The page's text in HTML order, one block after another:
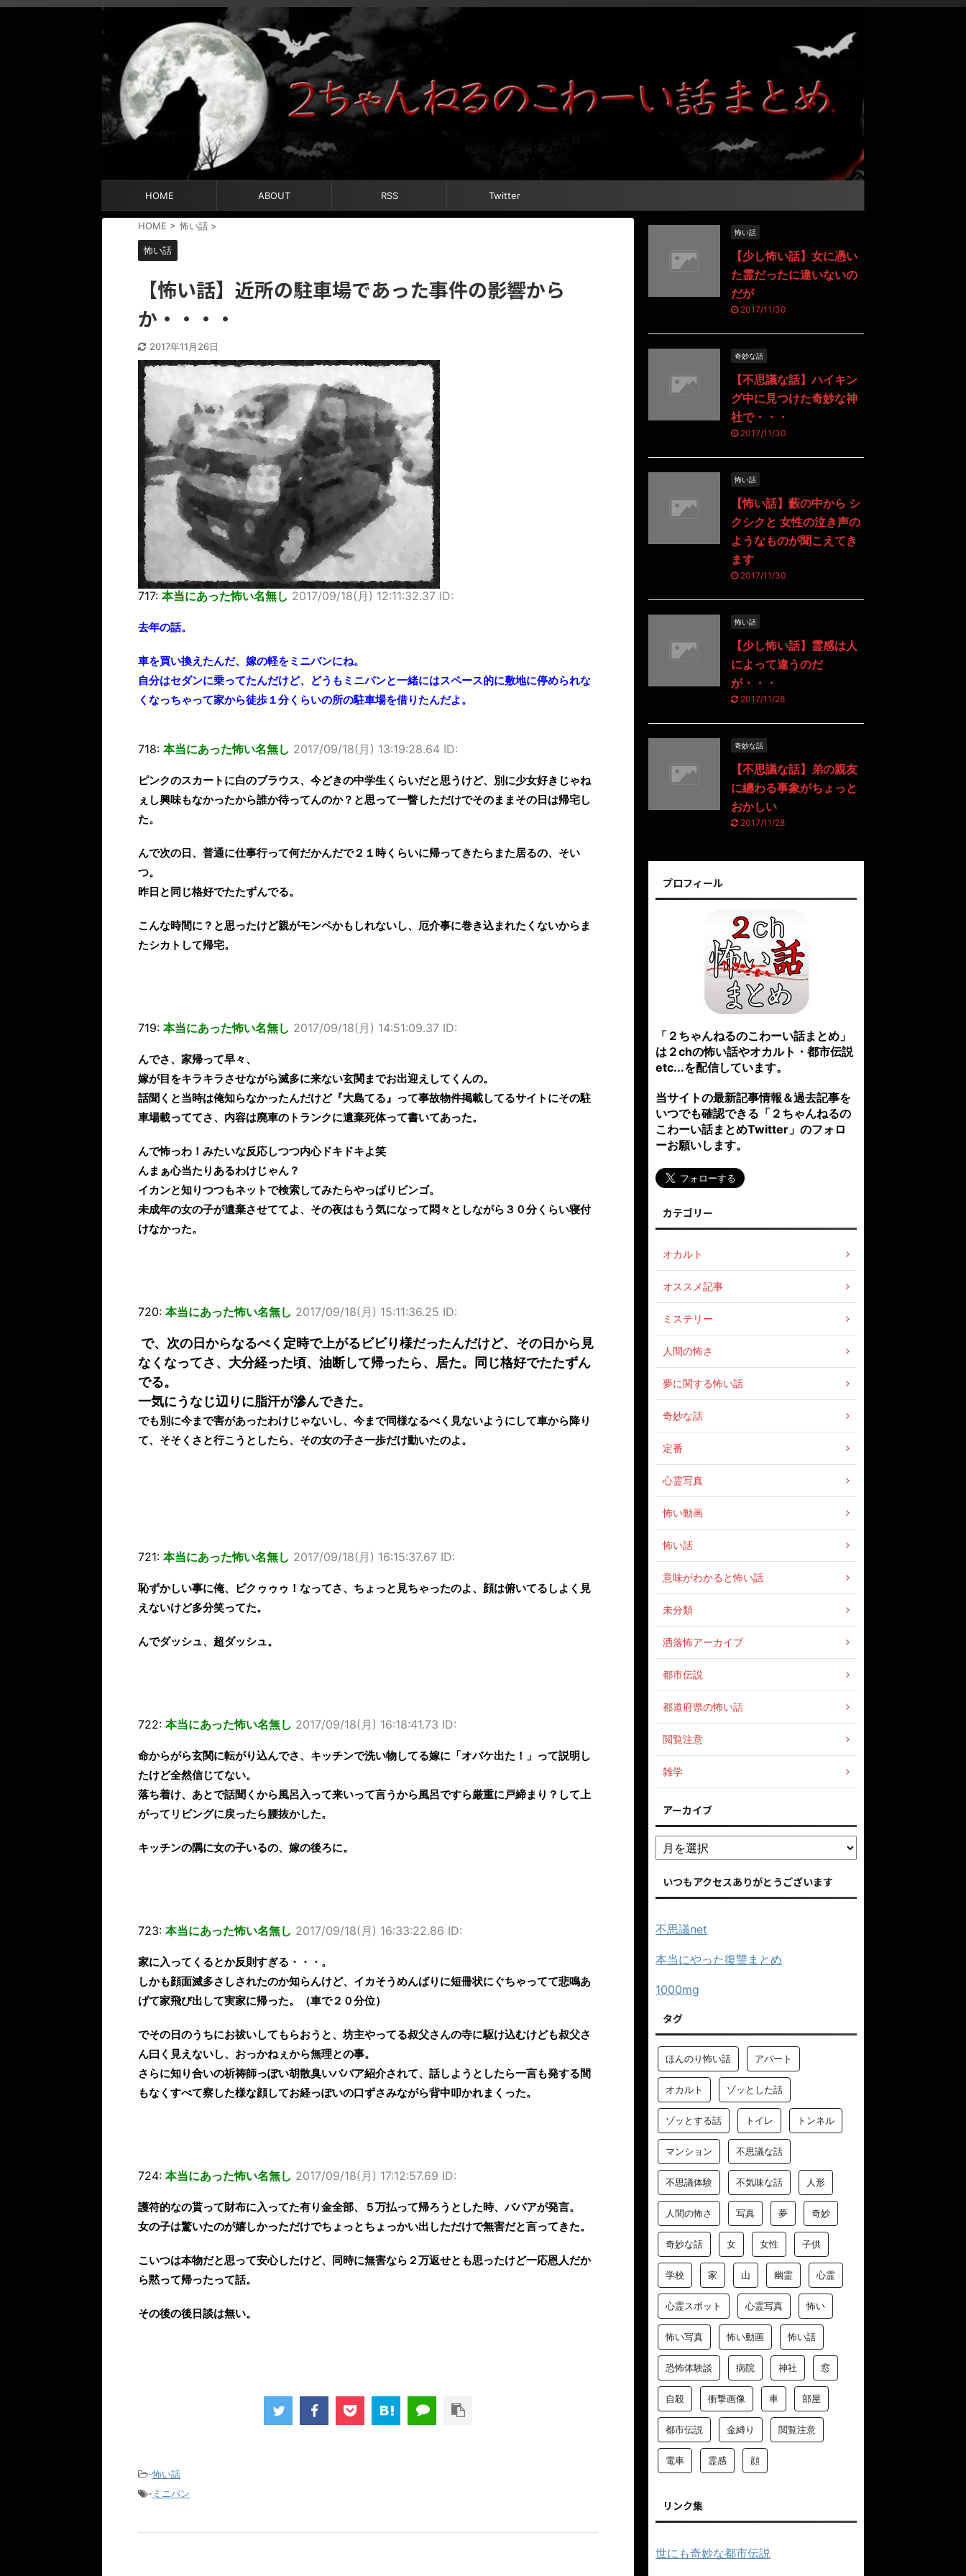
HOME ABOUT RSS Twitter
HOME > 怖い話 >
怖い話
【怖い話】近所の駐車場であった事件の影響から
か・・・・
2017年11月26日
717: 本当にあった怖い名無し 2017/09/18(月) 12:11:32.37 ID:
去年の話。
車を買い換えたんだ、嫁の軽をミニバンにね。
自分はセダンに乗ってたんだけど、どうもミニバンと一緒にはスペース的に敷地に停められな
くなっちゃって家から徒歩１分くらいの所の駐車場を借りたんだよ。
718: 本当にあった怖い名無し 2017/09/18(月) 13:19:28.64 ID:
ピンクのスカートに白のブラウス、今どきの中学生くらいだと思うけど、別に少女好きじゃね
ぇし興味もなかったから誰か待ってんのか？と思って一瞥しただけでそのままその日は帰宅し
た。
んで次の日、普通に仕事行って何だかんだで２１時くらいに帰ってきたらまた居るの、そい
つ。
昨日と同じ格好でたたずんでる。
こんな時間に？と思ったけど親がモンペかもしれないし、厄介事に巻き込まれたくないからま
たシカトして帰宅。
719: 本当にあった怖い名無し 2017/09/18(月) 14:51:09.37 ID:
んでさ、家帰って早々、
嫁が目をキラキラさせながら滅多に来ない玄関までお出迎えしてくんの。
話聞くと当時は俺知らなかったんだけど『大島てる』って事故物件掲載してるサイトにその駐
車場載っててさ、内容は廃車のトランクに遺棄死体って書いてあった。
んで怖っわ！みたいな反応しつつ内心ドキドキよ笑
んまぁ心当たりあるわけじゃん？
イカンと知りつつもネットで検索してみたらやっぱりビンゴ。
未成年の女の子が遺棄させててよ、その夜はもう気になって悶々としながら３０分くらい寝付
けなかった。
720: 本当にあった怖い名無し 2017/09/18(月) 15:11:36.25 ID:
で、次の日からなるべく定時で上がるビビり様だったんだけど、その日から見
なくなってさ、大分経った頃、油断して帰ったら、居た。同じ格好でたたずん
でる。
一気にうなじ辺りに脂汗が滲んできた。
でも別に今まで害があったわけじゃないし、今まで同様なるべく見ないようにして車から降り
て、そそくさと行こうとしたら、その女の子さ一歩だけ動いたのよ。
721: 本当にあった怖い名無し 2017/09/18(月) 16:15:37.67 ID:
恥ずかしい事に俺、ビクゥゥゥ！なってさ、ちょっと見ちゃったのよ、顔は俯いてるしよく見
えないけど多分笑ってた。
んでダッシュ、超ダッシュ。
722: 本当にあった怖い名無し 2017/09/18(月) 16:18:41.73 ID:
命からがら玄関に転がり込んでさ、キッチンで洗い物してる嫁に「オバケ出た！」って説明し
たけど全然信じてない。
落ち着け、あとで話聞くから風呂入って来いって言うから風呂ですら厳重に戸締まり？して上
がってリビングに戻ったら腰抜かした。
キッチンの隅に女の子いるの、嫁の後ろに。
723: 本当にあった怖い名無し 2017/09/18(月) 16:33:22.86 ID:
家に入ってくるとか反則すぎる・・・。
しかも顔面滅多さしされたのか知らんけど、イカそうめんばりに短冊状にぐちゃってて悲鳴あ
げて家飛び出して実家に帰った。（車で２０分位）
でその日のうちにお祓いしてもらおうと、坊主やってる叔父さんの寺に駆け込むけども叔父さ
ん曰く見えないし、おっかねぇから無理との事。
さらに知り合いの祈祷師っぽい胡散臭いババア紹介されて、話しようとしたら一言も発する間
もなくすべて察した様な顔してお経っぽいの口ずさみながら背中叩かれまくった。
724: 本当にあった怖い名無し 2017/09/18(月) 17:12:57.69 ID:
護符的なの貰って財布に入ってた有り金全部、５万払って帰ろうとした時、ババアが発言。
女の子は驚いたのが嬉しかっただけでちょっとちょっかい出しただけで無害だと言ってきた。
こいつは本物だと思って安心したけど、同時に無害なら２万返せとも思ったけど一応恩人だか
ら黙って帰ったって話。
その後の後日談は無い。
-怖い話
- ミニバン
怖い話
【少し怖い話】女に憑い
た霊だったに違いないの
だが
2017/11/30
奇妙な話
【不思議な話】ハイキン
グ中に見つけた奇妙な神
社で・・・
2017/11/30
怖い話
【怖い話】藪の中から シ
クシクと 女性の泣き声の
ようなものが聞こえてき
ます
2017/11/30
怖い話
【少し怖い話】霊感は人
によって違うのだ
が・・・
2017/11/28
奇妙な話
【不思議な話】弟の親友
に纏わる事象がちょっと
おかしい
2017/11/28
プロフィール
「２ちゃんねるのこわーい話まとめ」
は２chの怖い話やオカルト・都市伝説
etc...を配信しています。
当サイトの最新記事情報＆過去記事を
いつでも確認できる「２ちゃんねるの
こわーい話まとめTwitter」のフォロ
ーお願いします。
カテゴリー
オカルト
オススメ記事
ミステリー
人間の怖さ
夢に関する怖い話
奇妙な話
定番
心霊写真
怖い動画
怖い話
意味がわかると怖い話
未分類
洒落怖アーカイブ
都市伝説
都道府県の怖い話
閲覧注意
雑学
アーカイブ
いつもアクセスありがとうございます
不思議net
本当にやった復讐まとめ
1000mg
タグ
ほんのり怖い話 アパート
オカルト ゾッとした話
ゾッとする話 トイレ トンネル
マンション 不思議な話
不思議体験 不気味な話 人形
人間の怖さ 写真 夢 奇妙
奇妙な話 女 女性 子供
学校 家 山 幽霊 心霊
心霊スポット 心霊写真 怖い
怖い写真 怖い動画 怖い話
恐怖体験談 病院 神社 窓
自殺 衝撃画像 車 部屋
都市伝説 金縛り 閲覧注意
電車 霊感 顔
リンク集
世にも奇妙な都市伝説